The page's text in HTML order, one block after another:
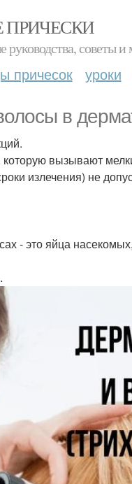
ПРИЧЕСКИ
советы и
причесок уроки
в
которую вызывают
излечения) не
- это яйца